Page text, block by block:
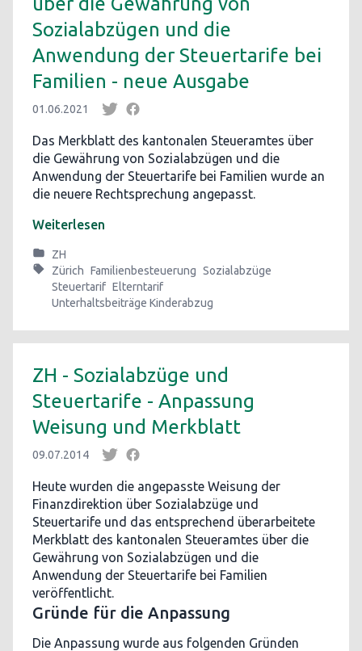
Sozialabzügen und die
Anwendung der Steuertarife bei
Familien - neue Ausgabe
01.06.2021
Das Merkblatt des kantonalen Steueramtes über
die Gewährung von Sozialabzügen und die
Anwendung der Steuertarife bei Familien wurde an
die neuere Rechtsprechung angepasst.
Weiterlesen
ZH
Zürich Familienbesteuerung Sozialabzüge
Steuertarif Elterntarif
Unterhaltsbeiträge Kinderabzug
ZH - Sozialabzüge und
Steuertarife - Anpassung
Weisung und Merkblatt
09.07.2014
Heute wurden die angepasste Weisung der
Finanzdirektion über Sozialabzüge und
Steuertarife und das entsprechend überarbeitete
Merkblatt des kantonalen Steueramtes über die
Gewährung von Sozialabzügen und die
Anwendung der Steuertarife bei Familien
veröffentlicht.
Gründe für die Anpassung
Die Anpassung wurde aus folgenden Gründen